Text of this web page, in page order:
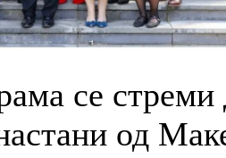
се стреми
од